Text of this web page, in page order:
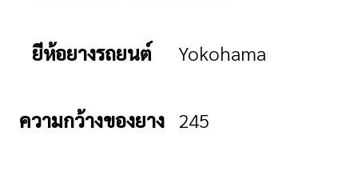
ยีห้อยางรถยนต์ Yokohama
ความกว้างของยาง 245